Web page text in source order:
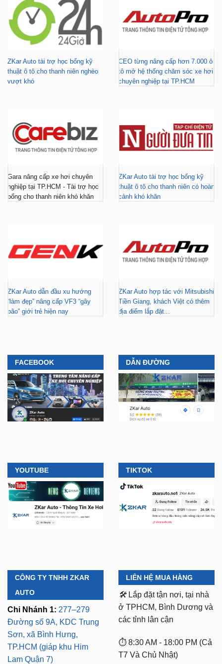
ZKar Auto tài trợ học bổng kỹ
thuật ô tô cho thanh niên nghèo
vượt khó
CEO từng nâng cấp hơn 7.000 ô
tô mở hệ thống chăm sóc xe hơi
chuyên nghiệp tại TP.HCM
Gara nâng cấp xe hơi chuyên
nghiệp tại TP.HCM - Tài trợ học
bổng cho thanh niên khó khăn
ZKar Auto tài trợ học bổng kỹ
thuật ô tô cho thanh niên có hoàn
cảnh khó khăn
ZKar Auto dẫn đầu xu hướng
“làm đẹp” nâng cấp VF3 “gây
bão” giới trẻ hiện nay
ZKar Auto hợp tác với Mitsubishi
Tiền Giang, khách Việt có thêm
địa điểm lắp đặt...
FACEBOOK DẪN ĐƯỜNG
YOUTUBE TIKTOK
CÔNG TY TNHH ZKAR
AUTO
Chi Nhánh 1: 277–279
Đường số 9A, KDC Trung
Sơn, xã Bình Hưng,
TP.HCM (giáp khu Him
Lam Quận 7)
LIÊN HỆ MUA HÀNG
🛠️ Lắp đặt tận nơi, tại nhà
ở TPHCM, Bình Dương và
các tỉnh lân cận
⏱️ 8:30 AM - 18:00 PM (Cả
T7 Và Chủ Nhật)